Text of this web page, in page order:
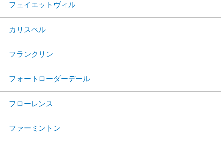
フェイエットヴィル
カリスペル
フランクリン
フォートローダーデール
フローレンス
ファーミントン